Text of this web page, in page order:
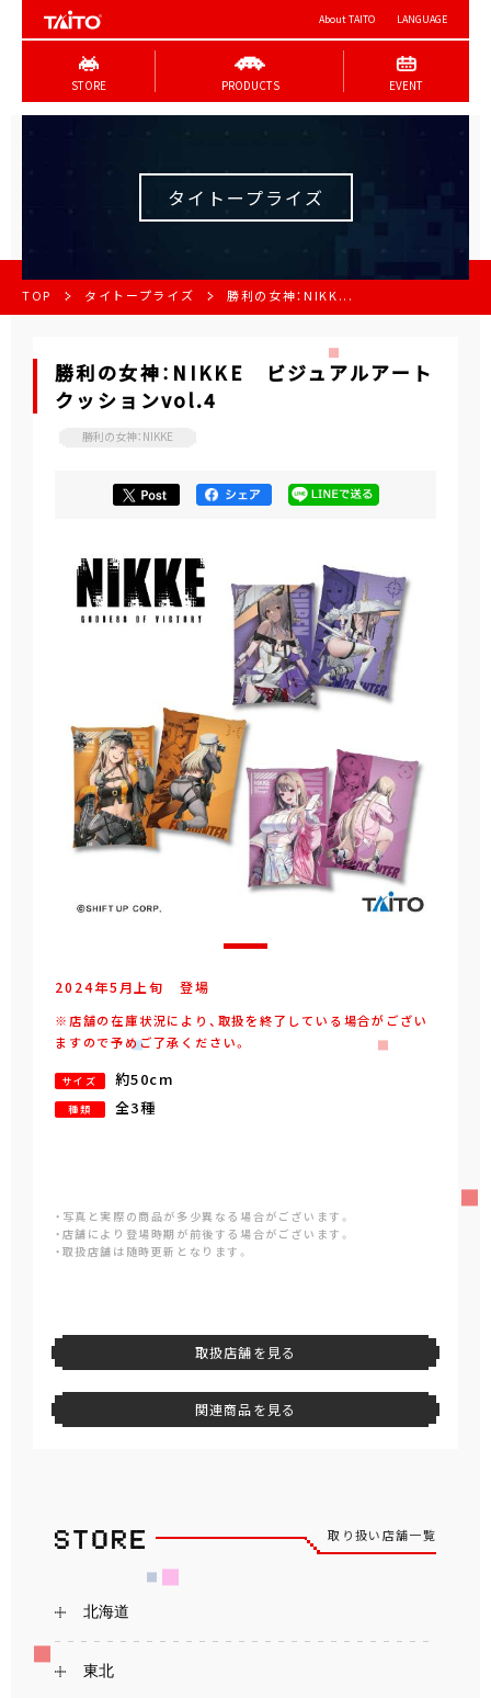
About TAITO LANGUAGE
STORE PRODUCTS EVENT
タイトープライズ
TOP タイトープライズ 勝利の女神：NIKK...
勝利の女神：NIKKE ビジュアルアート
クッションvol.4
勝利の女神：NIKKE
2024年5 月 上旬 登場
※店舗の在庫状況により、取扱を終了している場合がござい
ますので予めご了承ください。
サイズ 約50cm
種類 全3種
・写真と実際の商品が多少異なる場合がございます。
・店舗により登場時期が前後する場合がございます。
・取扱店舗は随時更新となります。
取扱店舗を見る
関連商品を見る
取り扱い店舗一覧
北海道
東北